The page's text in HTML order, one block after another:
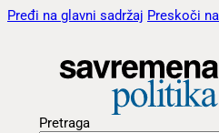
Pređi na glavni sadržaj Preskoči
Pretraga